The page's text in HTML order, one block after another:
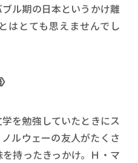
ル期の日本というかけ離
はとても思えませんでし
を勉強していたときにス
ルウェーの友人がたくさ
持ったきっかけ。Ｈ・マ